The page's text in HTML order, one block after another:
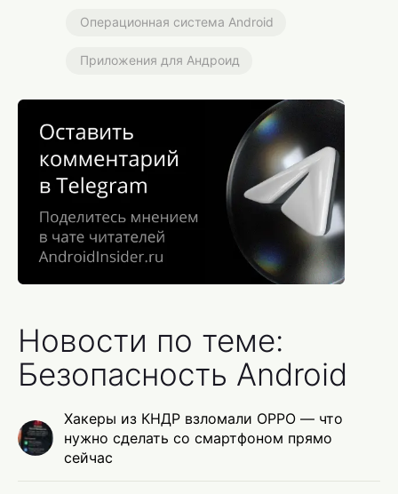
Операционная система Android
Приложения для Андроид
Новости по теме:
Безопасность Android
Хакеры из КНДР взломали OPPO — что
нужно сделать со смартфоном прямо
сейчас